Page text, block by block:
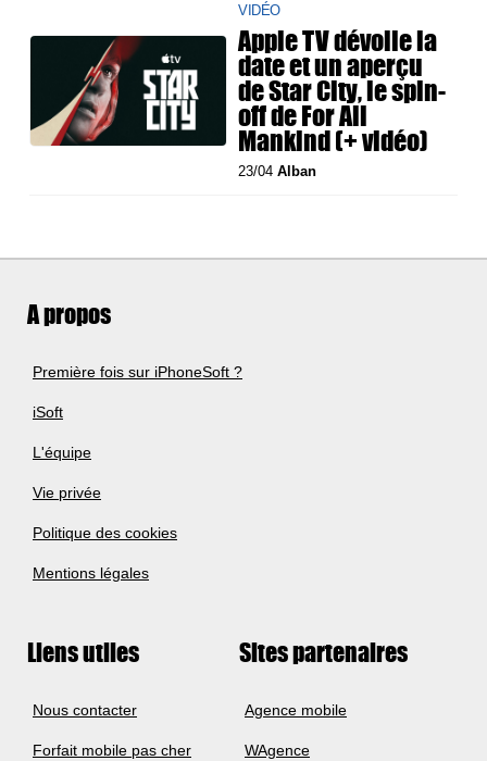
VIDÉO
Apple TV dévoile la
date et un aperçu
de Star City, le spin-
off de For All
Mankind (+ vidéo)
23/04Alban
A propos
Première fois sur iPhoneSoft ?
iSoft
L'équipe
Vie privée
Politique des cookies
Mentions légales
Liens utiles
Nous contacter
Forfait mobile pas cher
Sites partenaires
Agence mobile
WAgence